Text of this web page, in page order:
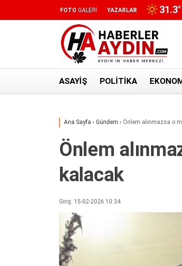
FOTO GALERİ YAZARLAR 31.3°
ASAYIŞ POLITIKA
Ana Sayfa › Gündem › Önlem alınmazsa o
Önlem
kalacak
Giriş: 15-02-2026 10:34